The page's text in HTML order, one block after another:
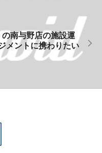
南与野店の施設運
メントに携わりたい